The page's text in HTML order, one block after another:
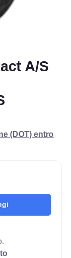
A/S
(DOT) entro